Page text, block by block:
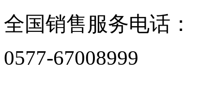
全国销售服务电话：
0577-67008999